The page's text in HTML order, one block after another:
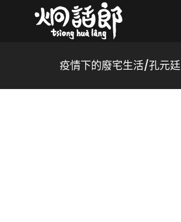
疫情下的廢宅生活/孔元廷